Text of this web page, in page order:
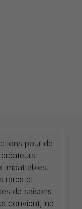
pour de
imbattables.
rares et
de saisons
convient, ne